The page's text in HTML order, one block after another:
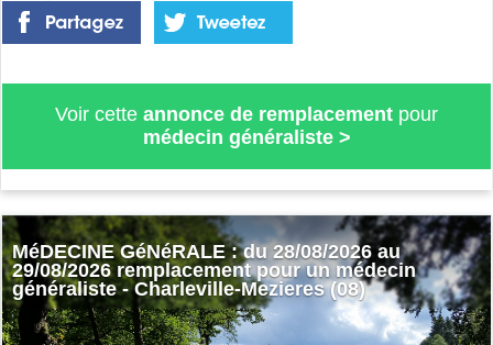
Voir cette annonce de remplacement pour
médecin généraliste>
MéDECINE GéNéRALE : du 28/08/2026 au
29/08/2026 remplacement pour un médecin
généraliste - Charleville-Mezieres (08)